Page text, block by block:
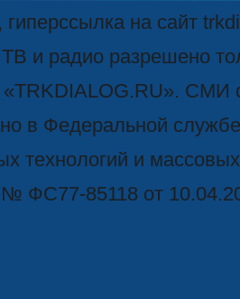
гиперссылка на сайт
ТВ и радио разрешено
«TRKDIALOG.RU». СМИ
в Федеральной
технологий и
ФС77-85118 от